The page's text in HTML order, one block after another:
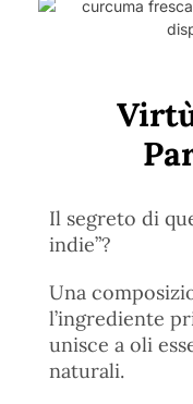
Il segreto di
indie”?
Una
l’ingrediente
unisce a oli
naturali.